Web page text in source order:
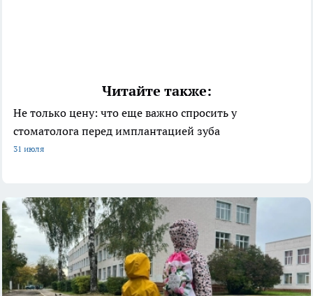
Читайте также:
Не только цену: что еще важно спросить у
стоматолога перед имплантацией зуба
31 июля